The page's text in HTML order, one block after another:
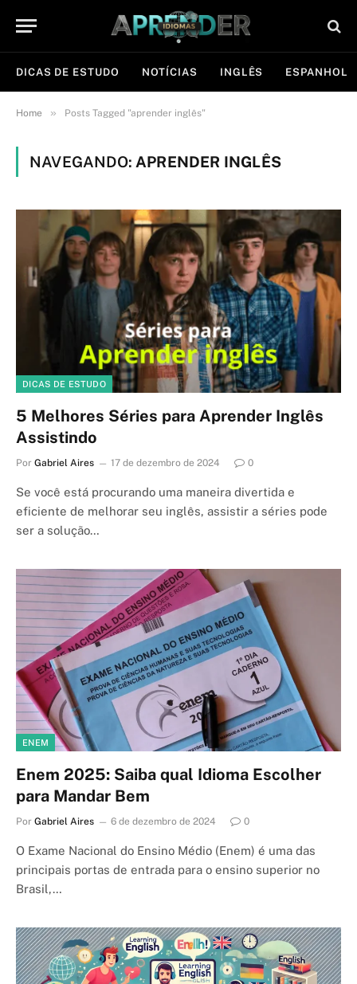
DICAS DE ESTUDO NOTÍCIAS INGLÊS ESPANHOL
Home » Posts Tagged "aprender inglês"
NAVEGANDO: APRENDER INGLÊS
DICAS DE ESTUDO
5 Melhores Séries para Aprender Inglês
Assistindo
Por Gabriel Aires 17 de dezembro de 2024 0
Se você está procurando uma maneira divertida e
eficiente de melhorar seu inglês, assistir a séries pode
ser a solução…
ENEM
Enem 2025: Saiba qual Idioma Escolher
para Mandar Bem
Por Gabriel Aires 6 de dezembro de 2024 0
O Exame Nacional do Ensino Médio (Enem) é uma das
principais portas de entrada para o ensino superior no
Brasil,…